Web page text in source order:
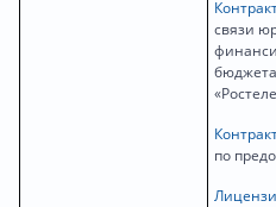
связи
по